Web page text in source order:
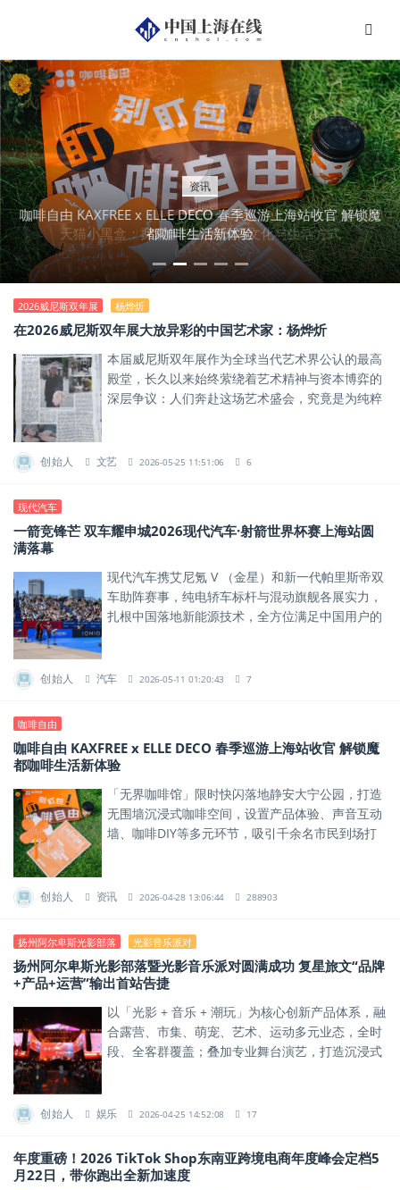
资讯
咖啡自由 KAXFREE x ELLE DECO 春季巡游上海站收官 解锁魔
都咖啡生活新体验
时尚
天猫小黑盒：探索年轻人的饮酒文化与生活方式
2026威尼斯双年展 杨烨炘
在2026威尼斯双年展大放异彩的中国艺术家：杨烨炘
本届威尼斯双年展作为全球当代艺术界公认的最高
殿堂，长久以来始终萦绕着艺术精神与资本博弈的
深层争议：人们奔赴这场艺术盛会，究竟是为纯粹
创始人 文艺 2026-05-25 11:51:06 6
现代汽车
一箭竞锋芒 双车耀申城2026现代汽车·射箭世界杯赛上海站圆
满落幕
现代汽车携艾尼氪 V （金星）和新一代帕里斯帝双
车助阵赛事，纯电轿车标杆与混动旗舰各展实力，
扎根中国落地新能源技术，全方位满足中国用户的
创始人 汽车 2026-05-11 01:20:43 7
咖啡自由
咖啡自由 KAXFREE x ELLE DECO 春季巡游上海站收官 解锁魔
都咖啡生活新体验
「无界咖啡馆」限时快闪落地静安大宁公园，打造
无围墙沉浸式咖啡空间，设置产品体验、声音互动
墙、咖啡DIY等多元环节，吸引千余名市民到场打
创始人 资讯 2026-04-28 13:06:44 288903
扬州阿尔卑斯光影部落 光影音乐派对
扬州阿尔卑斯光影部落暨光影音乐派对圆满成功 复星旅文“品牌
+产品+运营”输出首站告捷
以「光影 + 音乐 + 潮玩」为核心创新产品体系，融
合露营、市集、萌宠、艺术、运动多元业态，全时
段、全客群覆盖；叠加专业舞台演艺，打造沉浸式
创始人 娱乐 2026-04-25 14:52:08 17
年度重磅！2026 TikTok Shop东南亚跨境电商年度峰会定档5
月22日，带你跑出全新加速度